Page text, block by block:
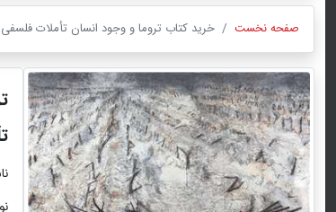
صفحه نخست خرید کتاب تروما و وجود انسان تأملات